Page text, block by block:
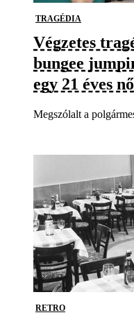
TRAGÉDIA
Végzetes
bungee
egy 21 éves nő
Megszólalt a
RETRO